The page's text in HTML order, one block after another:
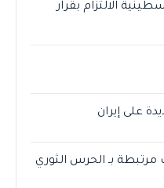
الالتزام بقرار
على إيران
بـ الحرس الثوري